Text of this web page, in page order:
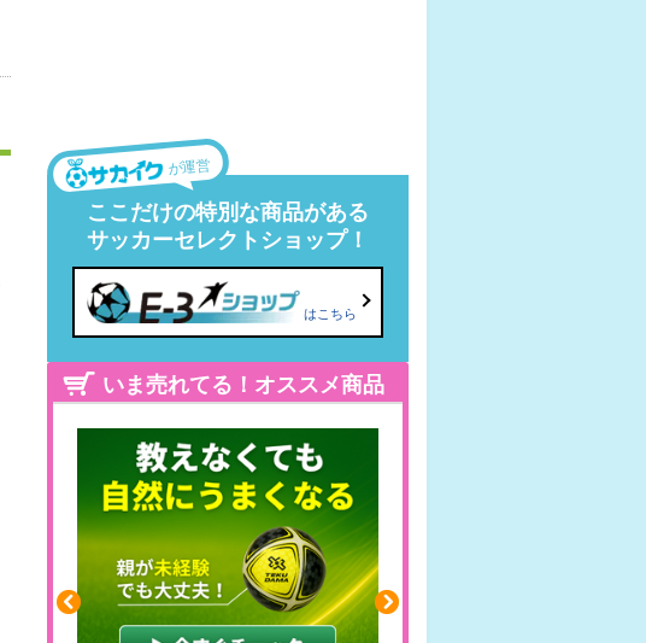
が運営
ここだけの特別な商品がある
サッカーセレクトショップ！
はこちら
いま売れてる！オススメ商品